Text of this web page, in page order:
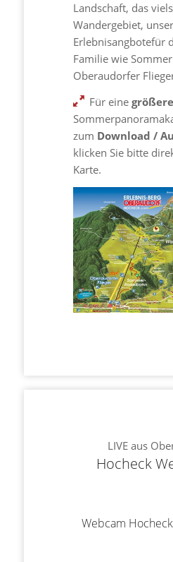
Landschaft, das
Wandergebiet,
Erlebnisangbotefür
Familie wie
Oberaudorfer
Für eine
zum Download /
klicken Sie bitte
Karte.
LIVE aus
Hocheck
Webcam